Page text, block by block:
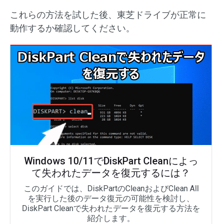
これらの方法を試した後、東芝ドライブが正常に
動作するか確認してください。
Windows 10/11でDiskPart Cleanによっ
て失われたデータを復元するには？
このガイドでは、DiskPartのCleanおよびClean All
を実行した後のデータ復元の可能性を検討し、
DiskPart Cleanで失われたデータを復元する方法を
紹介します。